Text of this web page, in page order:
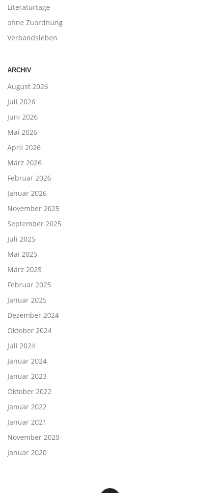
Literaturtage
ohne Zuordnung
Verbandsleben
ARCHIV
August 2026
Juli 2026
Juni 2026
Mai 2026
April 2026
März 2026
Februar 2026
Januar 2026
November 2025
September 2025
Juli 2025
Mai 2025
März 2025
Februar 2025
Januar 2025
Dezember 2024
Oktober 2024
Juli 2024
Januar 2024
Januar 2023
Oktober 2022
Januar 2022
Januar 2021
November 2020
Januar 2020